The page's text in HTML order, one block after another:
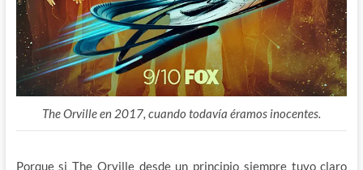
The Orville en 2017, cuando todavía éramos inocentes.
Porque si The Orville desde un principio siempre tuvo claro